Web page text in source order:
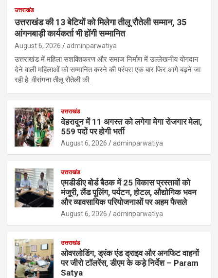
उत्तराखंड
उत्तराखंड की 13 बेटियों को मिलेगा तीलू रौतेली सम्मान, 35
आंगनबाड़ी कार्यकर्ता भी होंगी सम्मानित
August 6, 2026 adminparwatiya
उत्तराखंड में महिला सशक्तिकरण और समाज निर्माण में उल्लेखनीय योगदान
देने वाली महिलाओं को सम्मानित करने की परंपरा एक बार फिर आगे बढ़ने जा
रही है. वीरांगना तीलू रौतेली की…
उत्तराखंड
देहरादून में 11 अगस्त को लगेगा मेगा रोजगार मेला,
559 पदों पर होगी भर्ती
August 6, 2026 adminparwatiya
उत्तराखंड
एमडीडीए बोर्ड बैठक में 25 विकास प्रस्तावों को
मंजूरी, लैंड पूलिंग, पर्यटन, होटल, औद्योगिक भवन
और व्यावसायिक परियोजनाओं पर अहम फैसले
August 6, 2026 adminparwatiya
उत्तराखंड
ओवरलोडिंग, ड्रंक एंड ड्राइव और अनफिट वाहनों
पर जीरो टॉलरेंस, डीएम के कड़े निर्देश – Param
Satya